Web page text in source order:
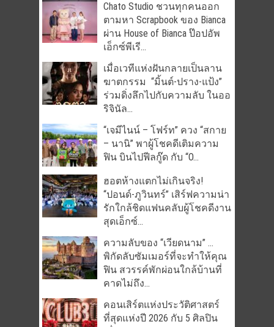
Chato Studio ชวนทุกคนออก
ตามหา Scrapbook ของ Bianca
ผ่าน House of Bianca ป๊อปอัพ
เอ็กซ์พีเรี...
เมื่อเวทีแห่งฝันกลายเป็นลาน
ฆาตกรรม “มิ้นต์-ปราง-แป้ง”
ร่วมดิ่งลึกไปกับความลับ ในออ
ริจินัล...
“เจมีไนน์ – โฟร์ท” ควง “สกาย
– นานิ” พาผู้โชคดีเติมความ
ฟิน บินไปฟีลกู๊ด กับ “O...
ฮอตห้างแตกไม่เกินจริง!
“ปอนด์-ภูวินทร์” เสิร์ฟความน่า
รักใกล้ชิดแฟนคลับผู้โชคดีงาน
สุดเอ็กซ์...
ความลับของ “เวียดนาม” …
พิกัดลับซัมเมอร์ที่จะทำให้คุณ
ฟิน สวรรค์พักผ่อนใกล้บ้านที่
คาดไม่ถึง...
คอนเสิร์ตแห่งประวัติศาสตร์
ที่สุดแห่งปี 2026 กับ 5 ศิลปิน